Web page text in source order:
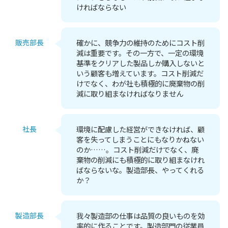
ければならない
販売部長
確かに、競争力の維持のためにコスト削
減は重要です。その一方で、一定の環境
基準をクリアした製品しか購入しないと
いう顧客も増えています。コスト削減だ
けでなく、わが社も積極的に廃棄物の削
減に取り組まなければなりません
社長
環境に配慮した経営ができなければ、顧
客を失ってしまうことにもなりかねない
のか……。コスト削減だけでなく、廃
棄物の削減にも積極的に取り組まなけれ
ばならないな。製造部長、やってくれる
か？
製造部長
我々製造部の仕事は品質の良いものを効
率的に作ることです。製造部門の従業員